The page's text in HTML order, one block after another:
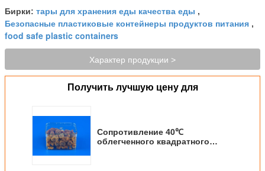
Бирки: тары для хранения еды качества еды ,
Безопасные пластиковые контейнеры продуктов питания ,
food safe plastic containers
Характер продукции >
Получить лучшую цену для
Сопротивление 40℃
облегченного квадратного